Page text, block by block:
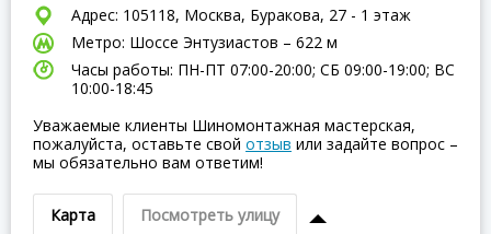
Адрес: 105118, Москва, Буракова, 27 - 1 этаж
Метро: Шоссе Энтузиастов – 622 м
Часы работы: ПН-ПТ 07:00-20:00; СБ 09:00-19:00; ВC
10:00-18:45
Уважаемые клиенты Шиномонтажная мастерская,
пожалуйста, оставьте свой отзыв или задайте вопрос –
мы обязательно вам ответим!
Карта Посмотреть улицу